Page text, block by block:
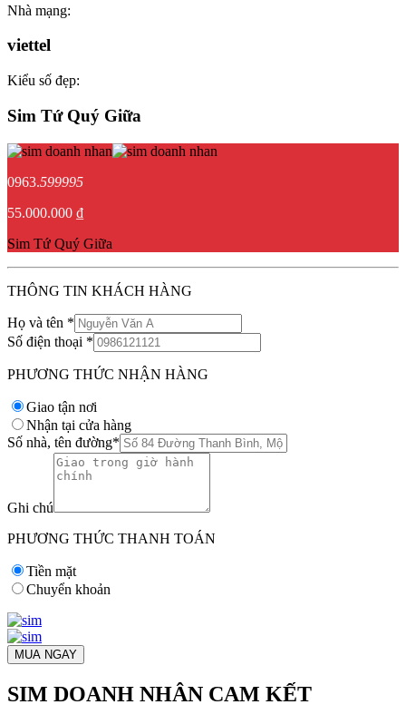
Nhà mạng:
viettel
Kiểu số đẹp:
Sim Tứ Quý Giữa
0963.599995
55.000.000 ₫
Sim Tứ Quý Giữa
THÔNG TIN KHÁCH HÀNG
Họ và tên *
Số điện thoại *
PHƯƠNG THỨC NHẬN HÀNG
Giao tận nơi
Nhận tại cửa hàng
Số nhà, tên đường*
Ghi chú
PHƯƠNG THỨC THANH TOÁN
Tiền mặt
Chuyển khoản
MUA NGAY
SIM DOANH NHÂN CAM KẾT